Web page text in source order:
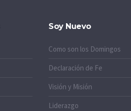
Soy Nuevo
Como son los Domingos
Declaración de Fe
Visión y Misión
Liderazgo